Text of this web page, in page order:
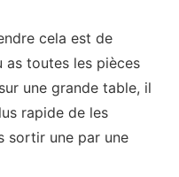
cela est de
as toutes les pièces
une grande table, il
rapide de les
sortir une par une